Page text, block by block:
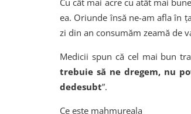
Cu cât mai acre cu atât mai
ea. Oriunde însă ne-am afla în
zi din an consumăm zeamă de
Medicii spun că cel mai bun
trebuie să ne dregem, nu
dedesubt”.
Ce este mahmureala